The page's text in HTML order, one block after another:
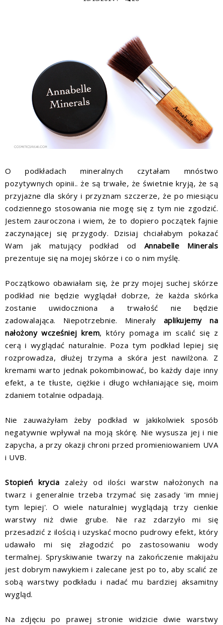
O podkładach mineralnych czytałam mnóstwo
pozytywnych opinii.. że są trwałe, że świetnie kryją, że są
przyjazne dla skóry i przyznam szczerze, że po miesiącu
codziennego stosowania nie mogę się z tym nie zgodzić.
Jestem zauroczona i wiem, że to dopiero początek fajnie
zaczynającej się przygody. Dzisiaj chciałabym pokazać
Wam jak matujący podkład od Annabelle Minerals
prezentuje się na mojej skórze i co o nim myślę.
Początkowo obawiałam się, że przy mojej suchej skórze
podkład nie będzie wyglądał dobrze, że każda skórka
zostanie uwidoczniona a trwałość nie będzie
zadowalająca. Niepotrzebnie. Minerały aplikujemy na
nałożony wcześniej krem, który pomaga im scalić się z
cerą i wyglądać naturalnie. Poza tym podkład lepiej się
rozprowadza, dłużej trzyma a skóra jest nawilżona. Z
kremami warto jednak pokombinować, bo każdy daje inny
efekt, a te tłuste, ciężkie i długo wchłaniające się, moim
zdaniem totalnie odpadają.
Nie zauważyłam żeby podkład w jakikolwiek sposób
negatywnie wpływał na moją skórę. Nie wysusza jej i nie
zapycha, a przy okazji chroni przed promieniowaniem UVA
i UVB.
Stopień krycia zależy od ilości warstw nałożonych na
twarz i generalnie trzeba trzymać się zasady 'im mniej
tym lepiej'. O wiele naturalniej wyglądają trzy cienkie
warstwy niż dwie grube. Nie raz zdarzyło mi się
przesadzić z ilością i uzyskać mocno pudrowy efekt, który
udawało mi się złagodzić po zastosowaniu wody
termalnej. Spryskiwanie twarzy na zakończenie makijażu
jest dobrym nawykiem i zalecane jest po to, aby scalić ze
sobą warstwy podkładu i nadać mu bardziej aksamitny
wygląd.
Na zdjęciu po prawej stronie widzicie dwie warstwy